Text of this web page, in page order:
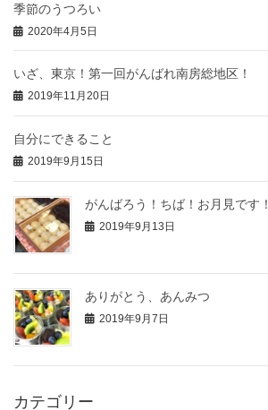
季節のうつろい
2020年4月5日
いざ、東京！第一回がんばれ南房総地区！
2019年11月20日
自分にできること
2019年9月15日
がんばろう！ちば！お月見です！
2019年9月13日
ありがとう、あんみつ
2019年9月7日
カテゴリー